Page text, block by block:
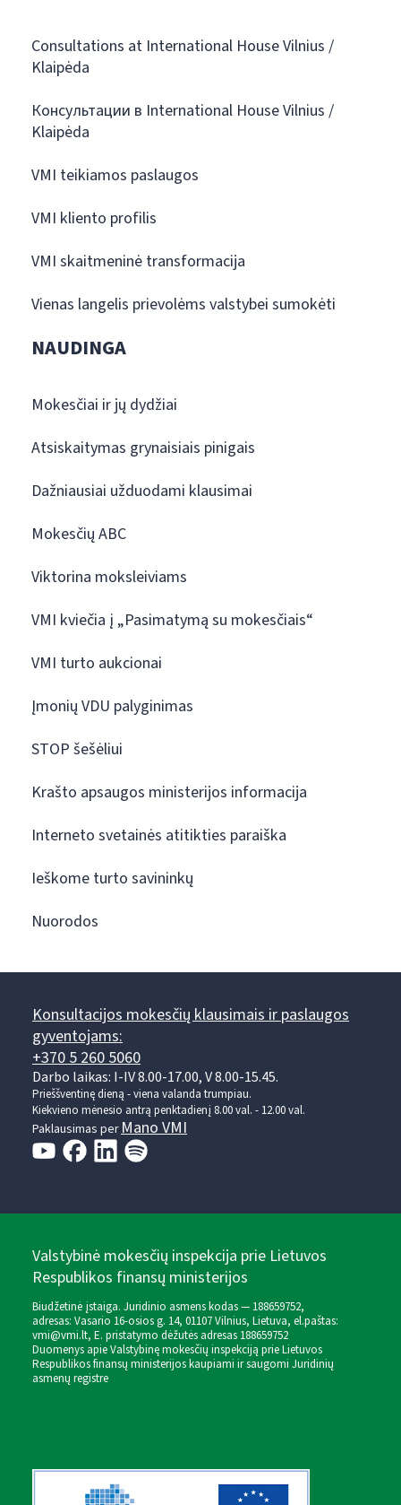
Consultations at International House Vilnius /
Klaipėda
Консультации в International House Vilnius /
Klaipėda
VMI teikiamos paslaugos
VMI kliento profilis
VMI skaitmeninė transformacija
Vienas langelis prievolėms valstybei sumokėti
NAUDINGA
Mokesčiai ir jų dydžiai
Atsiskaitymas grynaisiais pinigais
Dažniausiai užduodami klausimai
Mokesčių ABC
Viktorina moksleiviams
VMI kviečia į „Pasimatymą su mokesčiais“
VMI turto aukcionai
Įmonių VDU palyginimas
STOP šešėliui
Krašto apsaugos ministerijos informacija
Interneto svetainės atitikties paraiška
Ieškome turto savininkų
Nuorodos
Konsultacijos mokesčių klausimais ir paslaugos
gyventojams:
+370 5 260 5060
Darbo laikas: I-IV 8.00-17.00, V 8.00-15.45.
Prieššventinę dieną - viena valanda trumpiau.
Kiekvieno mėnesio antrą penktadienį 8.00 val. - 12.00 val.
Paklausimas per Mano VMI
Valstybinė mokesčių inspekcija prie Lietuvos
Respublikos finansų ministerijos
Biudžetinė įstaiga. Juridinio asmens kodas — 188659752,
adresas: Vasario 16-osios g. 14, 01107 Vilnius, Lietuva, el.paštas:
vmi@vmi.lt, E. pristatymo dėžutės adresas 188659752
Duomenys apie Valstybinę mokesčių inspekciją prie Lietuvos
Respublikos finansų ministerijos kaupiami ir saugomi Juridinių
asmenų registre